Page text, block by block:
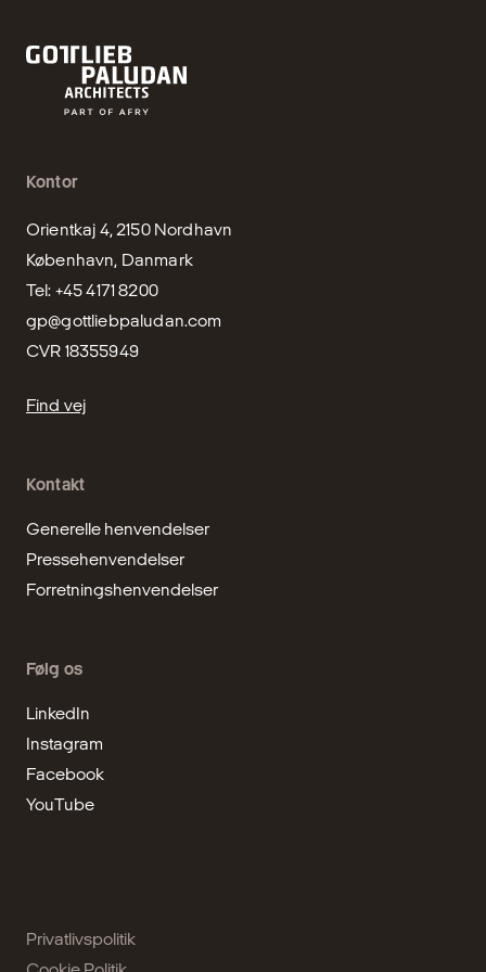
Kontor
Orientkaj 4, 2150 Nordhavn
København, Danmark
Tel: +45 4171 8200
gp@gottliebpaludan.com
CVR 18355949
Find vej
Kontakt
Generelle henvendelser
Pressehenvendelser
Forretningshenvendelser
Privatlivspolitik
Følg os
LinkedIn
Instagram
Facebook
YouTube